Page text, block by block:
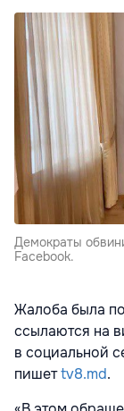
Демократы
Facebook.
Жалоба была
ссылаются на
в социальной
пишетtv8.md.